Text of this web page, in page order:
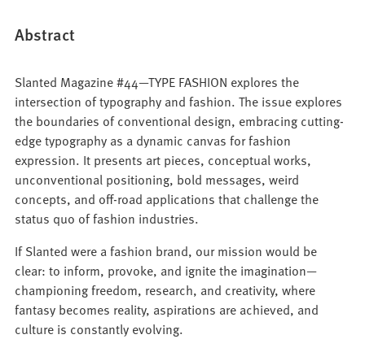
Abstract
Slanted Magazine #44—TYPE FASHION explores the
intersection of typography and fashion. The issue explores
the boundaries of conventional design, embracing cutting-
edge typography as a dynamic canvas for fashion
expression. It presents art pieces, conceptual works,
unconventional positioning, bold messages, weird
concepts, and off-road applications that challenge the
status quo of fashion industries.
If Slanted were a fashion brand, our mission would be
clear: to inform, provoke, and ignite the imagination—
championing freedom, research, and creativity, where
fantasy becomes reality, aspirations are achieved, and
culture is constantly evolving.